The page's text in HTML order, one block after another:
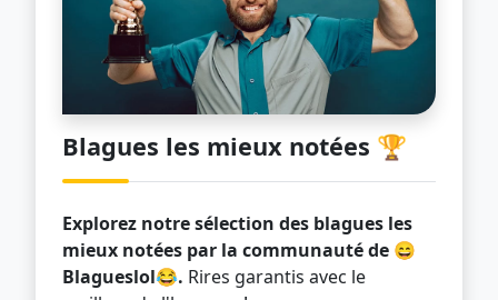
Blagues les mieux notées 🏆
Explorez notre sélection des blagues les
mieux notées par la communauté de 😄
Blagueslol😂. Rires garantis avec le